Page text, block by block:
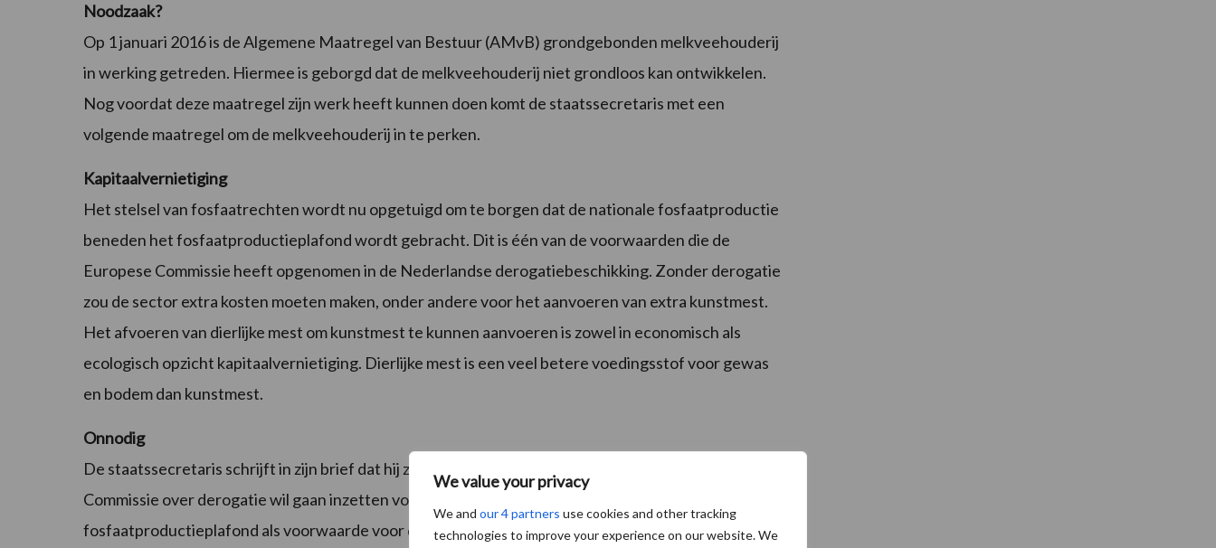
We value your privacy
We and our 4 partners use cookies and other tracking
technologies to improve your experience on our website. We
Noodzaak?
Op 1 januari 2016 is de Algemene Maatregel van Bestuur (AMvB) grondgebonden melkveehouderij
in werking getreden. Hiermee is geborgd dat de melkveehouderij niet grondloos kan ontwikkelen.
Nog voordat deze maatregel zijn werk heeft kunnen doen komt de staatssecretaris met een
volgende maatregel om de melkveehouderij in te perken.
Kapitaalvernietiging
Het stelsel van fosfaatrechten wordt nu opgetuigd om te borgen dat de nationale fosfaatproductie
beneden het fosfaatproductieplafond wordt gebracht. Dit is één van de voorwaarden die de
Europese Commissie heeft opgenomen in de Nederlandse derogatiebeschikking. Zonder derogatie
zou de sector extra kosten moeten maken, onder andere voor het aanvoeren van extra kunstmest.
Het afvoeren van dierlijke mest om kunstmest te kunnen aanvoeren is zowel in economisch als
ecologisch opzicht kapitaalvernietiging. Dierlijke mest is een veel betere voedingsstof voor gewas
en bodem dan kunstmest.
Onnodig
De staatssecretaris schrijft in zijn brief dat hij zich bij de onderhandelingen met de Europese
Commissie over derogatie wil gaan inzetten voor het laten vervallen van het
fosfaatproductieplafond als voorwaarde voor derogatie of op zijn minst een verhoging van het